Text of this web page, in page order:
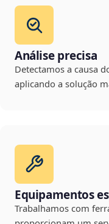
Análise precisa
Detectamos a causa
aplicando a solução
Equipamentos
Trabalhamos com